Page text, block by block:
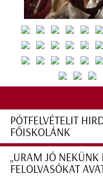
PÓTFELVÉTELIT
FŐISKOLÁNK
„URAM JÓ NEKÜNK
FELOLVASÓKAT